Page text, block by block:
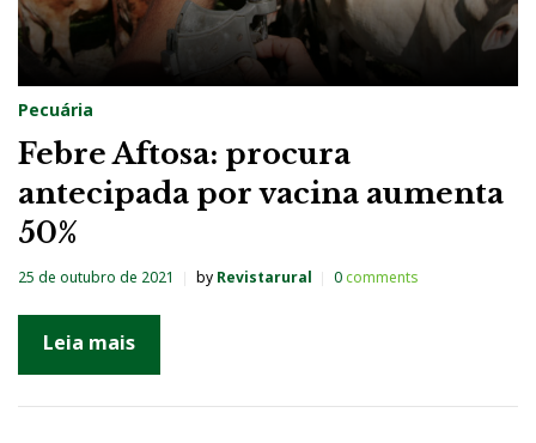
Pecuária
Febre Aftosa: procura
antecipada por vacina aumenta
50%
25 de outubro de 2021 by Revistarural 0comments
Leia mais